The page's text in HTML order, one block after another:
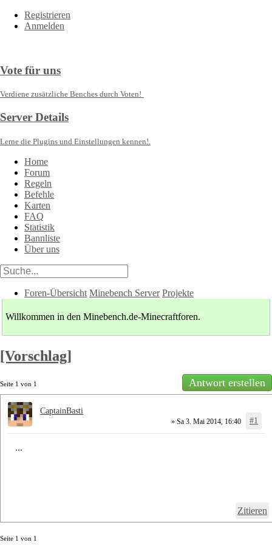
Registrieren
Anmelden
Vote für uns
Verdiene zusätzliche Benches durch Voten!
Server Details
Lerne die Plugins und Einstellungen kennen!.
Home
Forum
Regeln
Befehle
Karten
FAQ
Statistik
Bannliste
Über uns
Foren-Übersicht Minebench Server Projekte
Willkommen in den Minebench.de-Minecraftforen.
[Vorschlag]
Seite 1 von 1 Antwort erstellen
» Sa 3. Mai 2014, 16:40 #1
...
Zitieren
CaptainBasti
Seite 1 von 1